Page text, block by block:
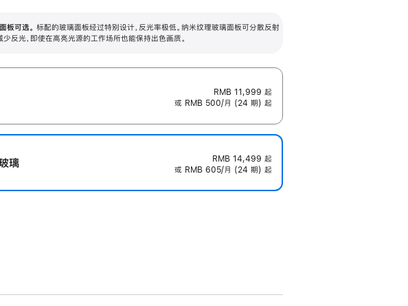
持出色画质。
板可选。 标配的玻璃面板经过特别设计，反光率极低。纳米纹理玻璃面板可分散反射
少反光，即使在高亮光源的工作场所也能保持出色画质。
RMB 11,999 起
或 RMB 500/月 (24 期) 起
璃 RMB 14,499 起
或 RMB 605/月 (24 期) 起